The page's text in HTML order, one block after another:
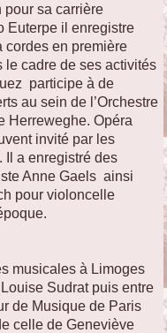
pour sa carrière
Euterpe il enregistre
cordes en première
le cadre de ses activités
participe à de
au sein de l’Orchestre
Herreweghe. Opéra
invité par les
Il a enregistré des
Anne Gaels ainsi
pour violoncelle
musicales à Limoges
Sudrat puis entre
de Musique de Paris
celle de Geneviève